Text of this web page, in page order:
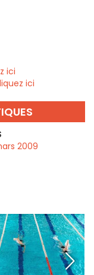
ici
ici
2009